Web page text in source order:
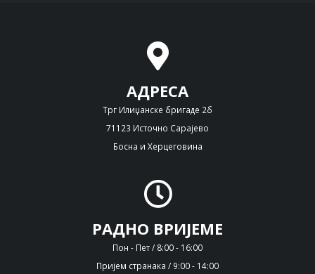
АДРЕСА
Трг Илиџанске бригаде 2б
71123 Источно Сарајево
Босна и Херцеговина
РАДНО ВРИЈЕМЕ
Пон - Пет / 8:00 - 16:00
Пријем странака / 9:00 - 14:00